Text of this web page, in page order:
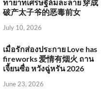
ทายาทเศรษฐีล้มละลาย 穿成
破产太子爷的恶毒前女
July 10, 2026
เมื่อรักส่องประกาย Love has
fireworks 爱情有烟火 ถาน
เจี้ยนซื่อ หวังฉู่หรัน 2026
June 23, 2026